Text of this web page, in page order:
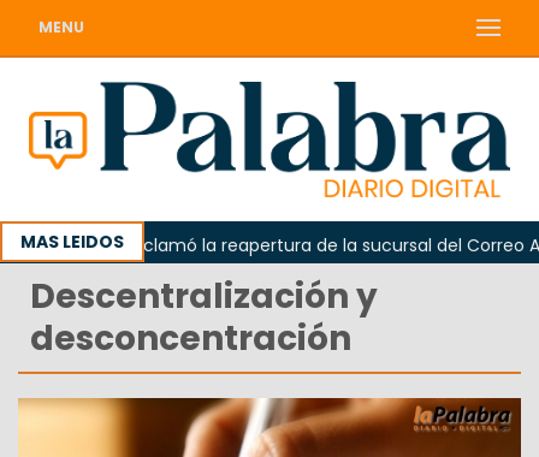
MENU
MAS LEIDOS
Odarda reclamó la reapertura de la sucursal del Correo
Descentralización y
desconcentración